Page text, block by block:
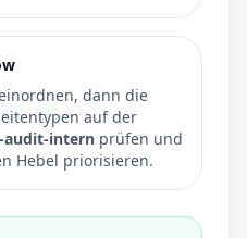
dann die
auf der
audit-intern prüfen und
Hebel priorisieren.